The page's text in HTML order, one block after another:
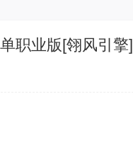
职业版[翎风引擎]